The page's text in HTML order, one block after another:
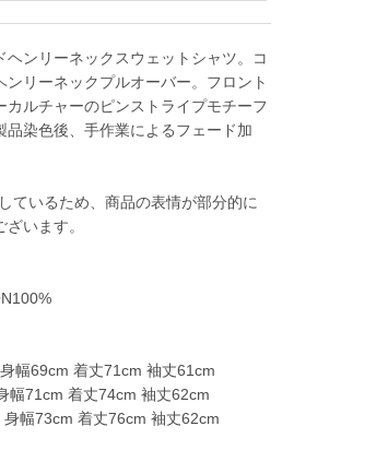
ヘンリーネックスウェットシャツ。コ
ンリーネックプルオーバー。フロント
カルチャーのピンストライプモチーフ
品染色後、手作業によるフェード加
ているため、商品の表情が部分的に
います。
幅69cm 着丈71cm 袖丈61cm
幅71cm 着丈74cm 袖丈62cm
幅73cm 着丈76cm 袖丈62cm